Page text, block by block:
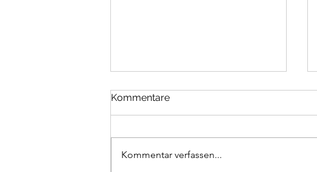
Kommentare
Kommentar verfassen...